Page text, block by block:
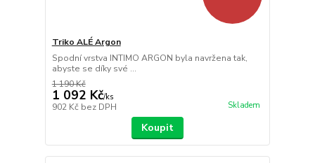
Triko ALÉ Argon
Spodní vrstva INTIMO ARGON byla navržena tak,
abyste se díky své ...
1 190 Kč
1 092 Kč/ks
902 Kč bez DPH Skladem
Koupit